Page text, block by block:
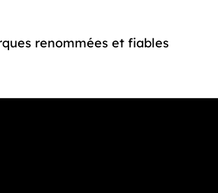
renommées et fiables